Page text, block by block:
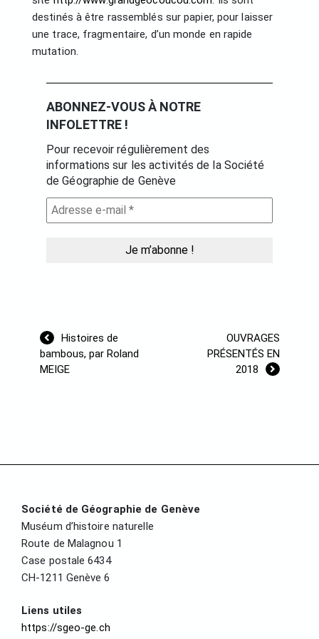
destinés à être rassemblés sur papier, pour laisser
une trace, fragmentaire, d’un monde en rapide
mutation.
ABONNEZ-VOUS À NOTRE
INFOLETTRE !
Pour recevoir régulièrement des
informations sur les activités de la Société
de Géographie de Genève
Navigation
de
l’article
Histoires de
bambous, par Roland
MEIGE
OUVRAGES
PRÉSENTÉS EN
2018
Société de Géographie de Genève
Muséum d’histoire naturelle
Route de Malagnou 1
Case postale 6434
CH-1211 Genève 6
Liens utiles
https://sgeo-ge.ch